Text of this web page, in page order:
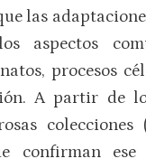
las
aspectos
procesos
A partir de
colecciones
confirman